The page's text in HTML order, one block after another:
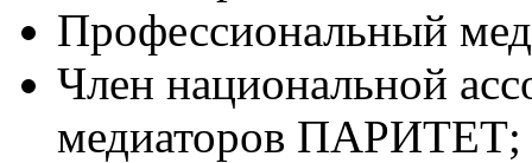
Профессиональный
Член национальной
медиаторов ПАРИТЕТ;